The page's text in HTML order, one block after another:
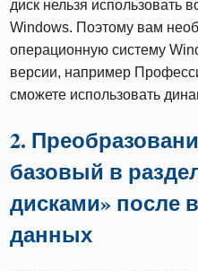
диск нельзя использовать
Windows. Поэтому вам
операционную систему
версии, например
сможете использовать
2.
базовый в
дисками» после
данных